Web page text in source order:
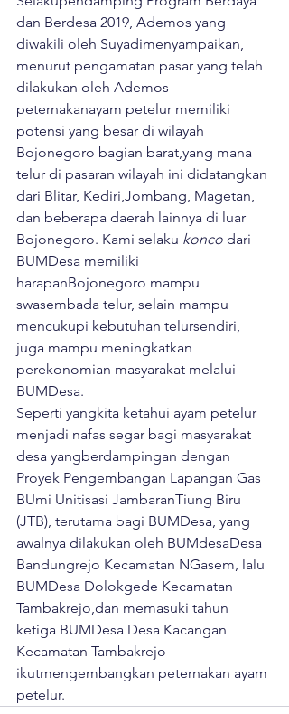
dan Berdesa 2019, Ademos yang
diwakili oleh Suyadimenyampaikan,
menurut pengamatan pasar yang telah
dilakukan oleh Ademos
peternakanayam petelur memiliki
potensi yang besar di wilayah
Bojonegoro bagian barat,yang mana
telur di pasaran wilayah ini didatangkan
dari Blitar, Kediri,Jombang, Magetan,
dan beberapa daerah lainnya di luar
Bojonegoro. Kami selaku konco dari
BUMDesa memiliki
harapanBojonegoro mampu
swasembada telur, selain mampu
mencukupi kebutuhan telursendiri,
juga mampu meningkatkan
perekonomian masyarakat melalui
BUMDesa.
Seperti yangkita ketahui ayam petelur
menjadi nafas segar bagi masyarakat
desa yangberdampingan dengan
Proyek Pengembangan Lapangan Gas
BUmi Unitisasi JambaranTiung Biru
(JTB), terutama bagi BUMDesa, yang
awalnya dilakukan oleh BUMdesaDesa
Bandungrejo Kecamatan NGasem, lalu
BUMDesa Dolokgede Kecamatan
Tambakrejo,dan memasuki tahun
ketiga BUMDesa Desa Kacangan
Kecamatan Tambakrejo
ikutmengembangkan peternakan ayam
petelur.